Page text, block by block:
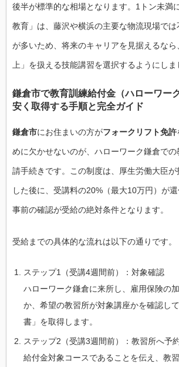
後半が標準的な相場となります。1トン未満
教育」は、藤沢や横浜の主要な物流現場では
が多いため、将来のキャリアを見据えるなら
上」を扱える技能講習を選択するようにしま
鎌倉市で教育訓練給付金（ハローワー
安く取得する手順と完全ガイド
鎌倉市にお住まいの方がフォークリフト免許
めに欠かせないのが、ハローワーク鎌倉での
請手続きです。この制度は、厚生労働大臣が
した後に、受講料の20%（最大10万円）が還
事前の確認が受給の絶対条件となります。
受給までの具体的な流れは以下の通りです。
ステップ1（受講4週間前）：対象確認
ハローワーク鎌倉に来所し、雇用保険の
か、希望の教習所が対象講座かを確認し
書」を取得します。
ステップ2（受講3週間前）：教習所へ予
給付金対象コースであることを伝え、教